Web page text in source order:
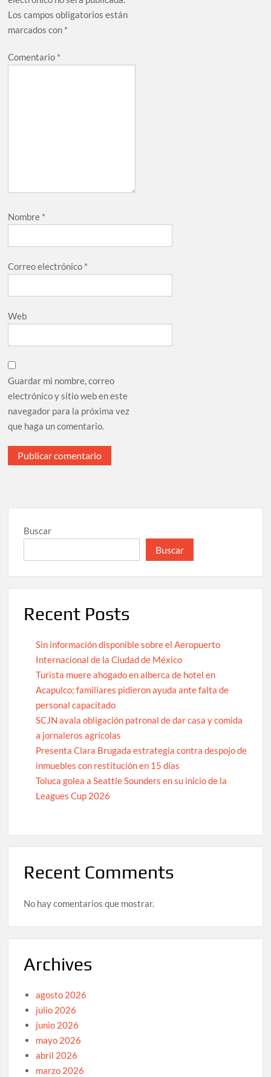
Los campos obligatorios están
marcados con *
Comentario *
Nombre *
Correo electrónico *
Web
Guardar mi nombre, correo
electrónico y sitio web en este
navegador para la próxima vez
que haga un comentario.
Buscar
Buscar
Recent Posts
Sin información disponible sobre el Aeropuerto
Internacional de la Ciudad de México
Turista muere ahogado en alberca de hotel en
Acapulco; familiares pidieron ayuda ante falta de
personal capacitado
SCJN avala obligación patronal de dar casa y comida
a jornaleros agrícolas
Presenta Clara Brugada estrategia contra despojo de
inmuebles con restitución en 15 días
Toluca golea a Seattle Sounders en su inicio de la
Leagues Cup 2026
Recent Comments
No hay comentarios que mostrar.
Archives
agosto 2026
julio 2026
junio 2026
mayo 2026
abril 2026
marzo 2026